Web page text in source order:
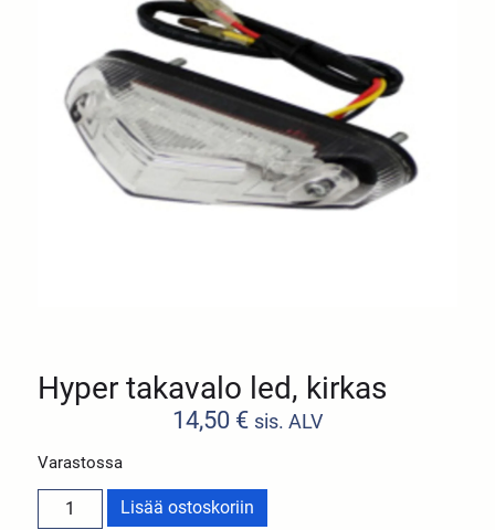
Hyper takavalo led, kirkas
14,50 € sis. ALV
Varastossa
Lisää ostoskoriin